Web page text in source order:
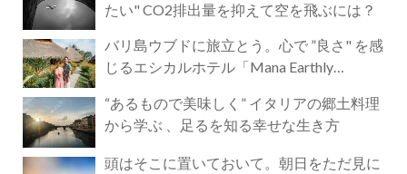
たい" CO2排出量を抑えて空を飛ぶには？
バリ島ウブドに旅立とう。心で ”良さ" を感
じるエシカルホテル「Mana Earthly
“あるもので美味しく” イタリアの郷土料理
から学ぶ 、足るを知る幸せな生き方
頭はそこに置いておいて。朝日をただ見に